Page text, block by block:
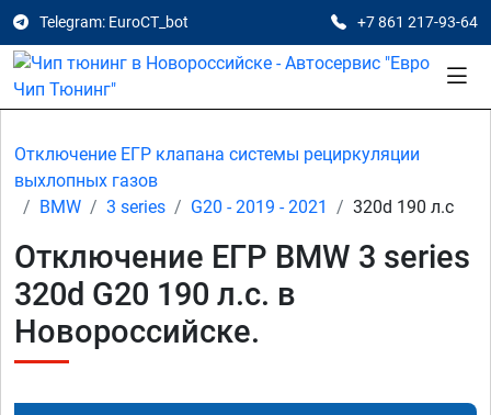
Telegram: EuroCT_bot +7 861 217-93-64
Отключение ЕГР клапана системы рециркуляции
выхлопных газов
BMW
3 series G20 - 2019 - 2021 320d 190 л.с
Отключение ЕГР BMW 3 series
320d G20 190 л.с. в
Новороссийске.